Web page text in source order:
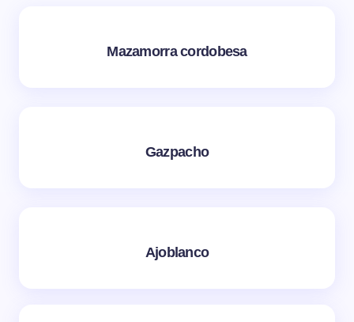
Mazamorra cordobesa
Gazpacho
Ajoblanco